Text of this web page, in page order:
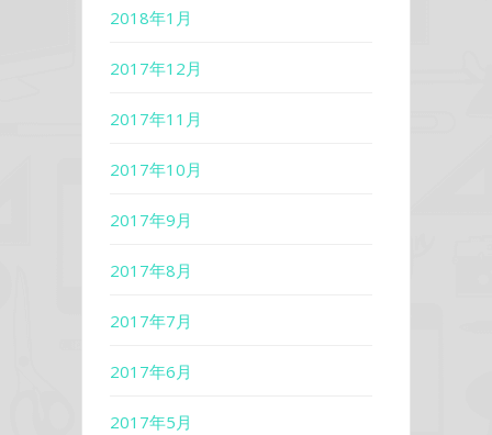
2018年1月
2017年12月
2017年11月
2017年10月
2017年9月
2017年8月
2017年7月
2017年6月
2017年5月